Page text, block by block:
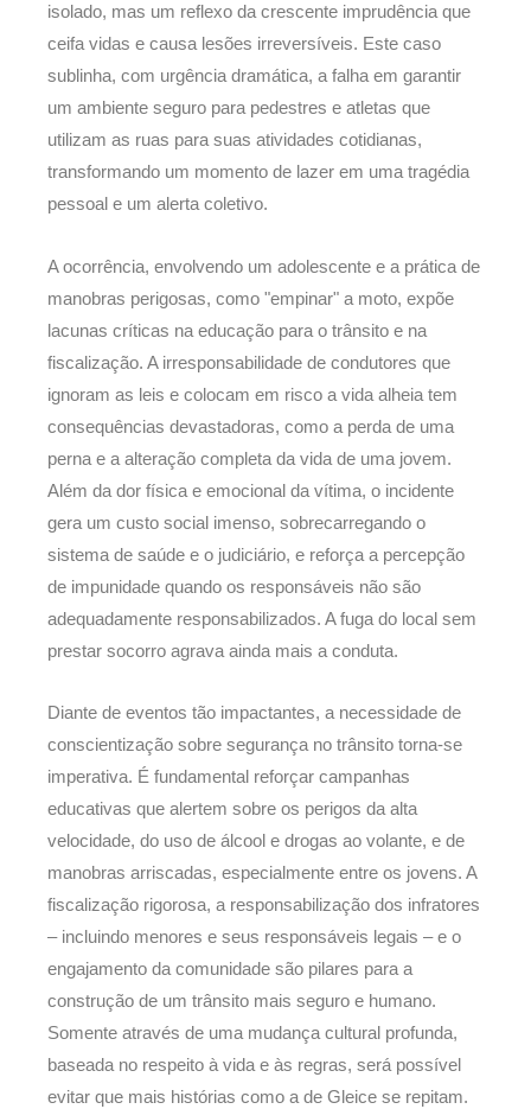
isolado, mas um reflexo da crescente imprudência que
ceifa vidas e causa lesões irreversíveis. Este caso
sublinha, com urgência dramática, a falha em garantir
um ambiente seguro para pedestres e atletas que
utilizam as ruas para suas atividades cotidianas,
transformando um momento de lazer em uma tragédia
pessoal e um alerta coletivo.
A ocorrência, envolvendo um adolescente e a prática de
manobras perigosas, como "empinar" a moto, expõe
lacunas críticas na educação para o trânsito e na
fiscalização. A irresponsabilidade de condutores que
ignoram as leis e colocam em risco a vida alheia tem
consequências devastadoras, como a perda de uma
perna e a alteração completa da vida de uma jovem.
Além da dor física e emocional da vítima, o incidente
gera um custo social imenso, sobrecarregando o
sistema de saúde e o judiciário, e reforça a percepção
de impunidade quando os responsáveis não são
adequadamente responsabilizados. A fuga do local sem
prestar socorro agrava ainda mais a conduta.
Diante de eventos tão impactantes, a necessidade de
conscientização sobre segurança no trânsito torna-se
imperativa. É fundamental reforçar campanhas
educativas que alertem sobre os perigos da alta
velocidade, do uso de álcool e drogas ao volante, e de
manobras arriscadas, especialmente entre os jovens. A
fiscalização rigorosa, a responsabilização dos infratores
– incluindo menores e seus responsáveis legais – e o
engajamento da comunidade são pilares para a
construção de um trânsito mais seguro e humano.
Somente através de uma mudança cultural profunda,
baseada no respeito à vida e às regras, será possível
evitar que mais histórias como a de Gleice se repitam.